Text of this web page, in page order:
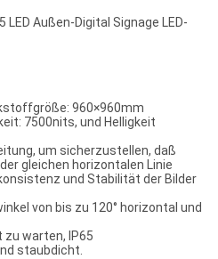
LED Außen-Digital Signage LED-
960×960mm
7500nits, und Helligkeit
um sicherzustellen, daß
gleichen horizontalen Linie
und Stabilität der Bilder
von bis zu 120° horizontal und
zu warten, IP65
staubdicht.